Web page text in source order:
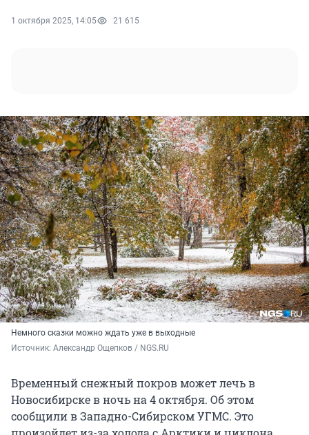
1 октября 2025, 14:05 21 615
Немного сказки можно ждать уже в выходные
Источник: Александр Ощепков / NGS.RU
Временный снежный покров может лечь в
Новосибирске в ночь на 4 октября. Об этом
сообщили в Западно-Сибирском УГМС. Это